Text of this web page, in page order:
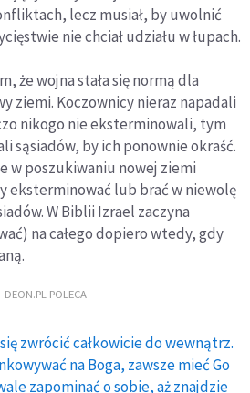
lecz musiał, by uwolnić
nie chciał udziału w łupach.
że wojna stała się normą dla
ziemi. Koczownicy nieraz napadali
nikogo nie eksterminowali, tym
sąsiadów, by ich ponownie okraść.
w poszukiwaniu nowej ziemi
eksterminować lub brać w niewolę
W Biblii Izrael zaczyna
na całego dopiero wtedy, gdy
DEON.PL POLECA
zwrócić całkowicie do wewnątrz.
na Boga, zawsze mieć Go
zapominać o sobie, aż znajdzie